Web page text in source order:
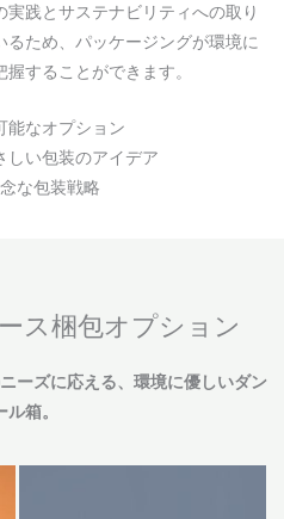
践とサステナビリティへの取り
ため、パッケージングが環境に
することができます。
能なオプション
しい包装のアイデア
な包装戦略
ス梱包オプション
ーズに応える、環境に優しいダン
ル箱。